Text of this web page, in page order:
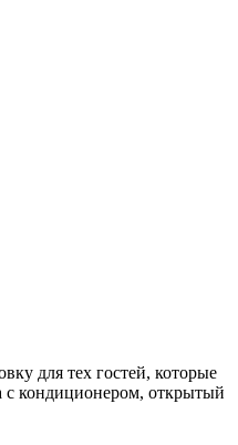
для тех гостей, которые
с кондиционером, открытый